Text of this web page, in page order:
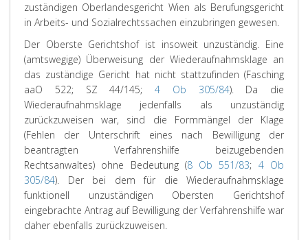
zuständigen Oberlandesgericht Wien als Berufungsgericht
in Arbeits- und Sozialrechtssachen einzubringen gewesen.
Der Oberste Gerichtshof ist insoweit unzuständig. Eine
(amtswegige) Überweisung der Wiederaufnahmsklage an
das zuständige Gericht hat nicht stattzufinden (Fasching
aaO 522; SZ 44/145; 4 Ob 305/84). Da die
Wiederaufnahmsklage jedenfalls als unzuständig
zurückzuweisen war, sind die Formmängel der Klage
(Fehlen der Unterschrift eines nach Bewilligung der
beantragten Verfahrenshilfe beizugebenden
Rechtsanwaltes) ohne Bedeutung (8 Ob 551/83; 4 Ob
305/84). Der bei dem für die Wiederaufnahmsklage
funktionell unzuständigen Obersten Gerichtshof
eingebrachte Antrag auf Bewilligung der Verfahrenshilfe war
daher ebenfalls zurückzuweisen.